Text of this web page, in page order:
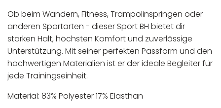
Ob beim Wandern, Fitness, Trampolinspringen oder
anderen Sportarten - dieser Sport BH bietet dir
starken Halt, höchsten Komfort und zuverlässige
Unterstützung. Mit seiner perfekten Passform und den
hochwertigen Materialien ist er der ideale Begleiter für
jede Trainingseinheit.
Material: 83% Polyester 17% Elasthan